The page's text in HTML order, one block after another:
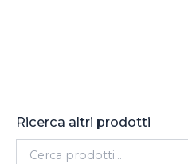
Ricerca altri prodotti